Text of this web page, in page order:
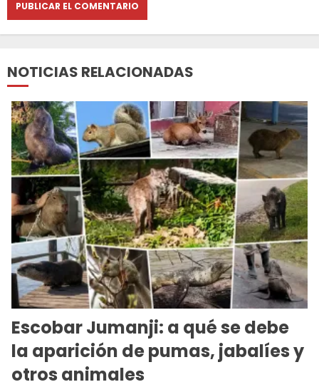
NOTICIAS RELACIONADAS
Escobar Jumanji: a qué se debe
la aparición de pumas, jabalíes y
otros animales